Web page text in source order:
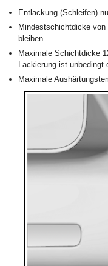
Entlackung (Schleifen)
Mindestschichtdicke
bleiben
Maximale Schichtdicke
Lackierung ist unbedingt
Maximale